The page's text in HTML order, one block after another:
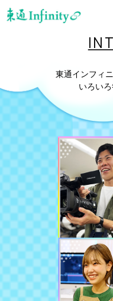
東通インフィ
いろい